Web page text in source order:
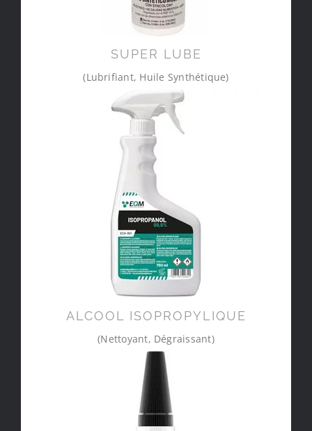
SUPER LUBE
(Lubrifiant, Huile Synthétique)
ALCOOL ISOPROPYLIQUE
(Nettoyant, Dégraissant)